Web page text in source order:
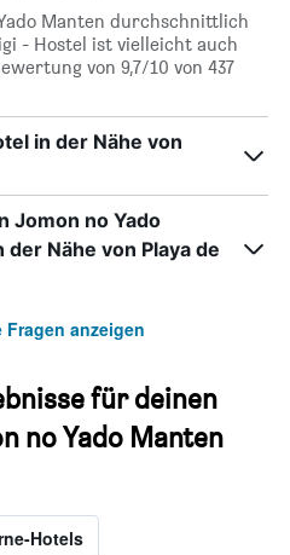
Manten durchschnittlich
- Hostel ist vielleicht auch
von 9,7/10 von 437
in der Nähe von
Jomon no Yado
Nähe von Playa de
Fragen anzeigen
für deinen
no Yado Manten
Hotels